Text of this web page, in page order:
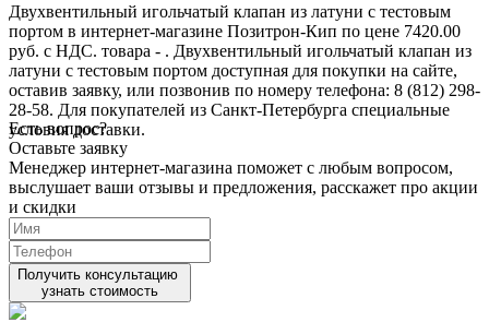
Двухвентильный игольчатый клапан из латуни с тестовым
портом в интернет-магазине Позитрон-Кип по цене 7420.00
руб. с НДС. товара - . Двухвентильный игольчатый клапан из
латуни с тестовым портом доступная для покупки на сайте,
оставив заявку, или позвонив по номеру телефона: 8 (812) 298-
28-58. Для покупателей из Санкт-Петербурга специальные
условия доставки.
Есть вопрос?
Оставьте заявку
Менеджер интернет-магазина поможет с любым вопросом,
выслушает ваши отзывы и предложения, расскажет про акции
и скидки
Получить консультацию
узнать стоимость